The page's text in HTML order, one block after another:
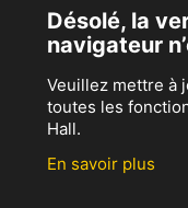
Désolé, la
navigateur
Veuillez mettre à
toutes les
Hall.
En savoir plus